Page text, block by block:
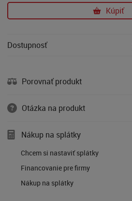
Kúpiť
Dostupnosť
Porovnať produkt
Otázka na produkt
Nákup na splátky
Chcem si nastaviť splátky
Financovanie pre firmy
Nákup na splátky